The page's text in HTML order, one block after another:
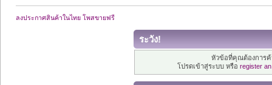
ลงประกาศสินค้าในไทย โพสขายฟรี
ระวัง!
หัวข้อที่คุณต้องการ
โปรดเข้าสู่ระบบ หรือ register